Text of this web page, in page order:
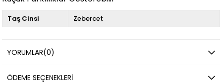
Taş Cinsi Zebercet
YORUMLAR(0)
ÖDEME SEÇENEKLERI